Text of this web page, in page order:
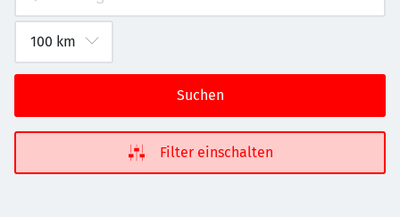
Suchen
Filter einschalten